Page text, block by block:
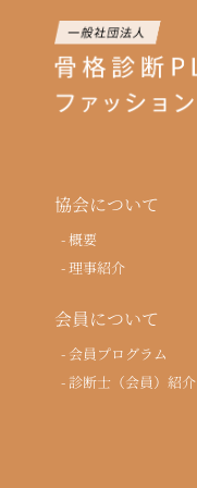
協会について
概要
理事紹介
会員について
会員プログラム
診断士（会員）紹介